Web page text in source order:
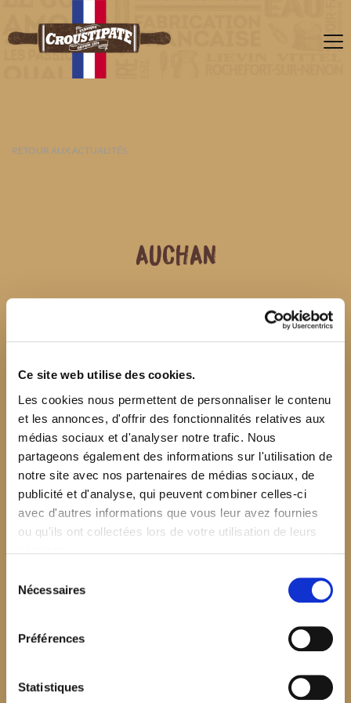
Ce site web utilise des cookies.
Les cookies nous permettent de personnaliser le contenu
et les annonces, d'offrir des fonctionnalités relatives aux
médias sociaux et d'analyser notre trafic. Nous
partageons également des informations sur l'utilisation de
notre site avec nos partenaires de médias sociaux, de
publicité et d'analyse, qui peuvent combiner celles-ci
avec d'autres informations que vous leur avez fournies
ou qu'ils ont collectées lors de votre utilisation de leurs
Nécessaires
Préférences
Statistiques
RETOUR AUX ACTUALITÉS
AUCHAN